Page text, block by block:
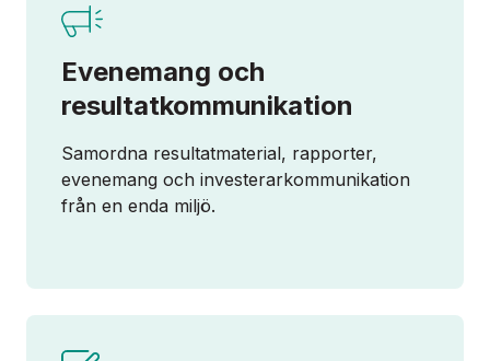
Evenemang och
resultatkommunikation
Samordna resultatmaterial, rapporter,
evenemang och investerarkommunikation
från en enda miljö.